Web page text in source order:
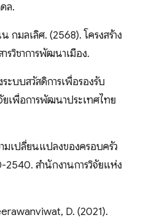
ล.
กมลเลิศ. (2568). โครงสร้าง
รวิชาการพัฒนาเมือง.
ะบบสวัสดิการเพื่อรองรับ
เพื่อการพัฒนาประเทศไทย
มเปลี่ยนแปลงของครอบครัว
สำนักงานการวิจัยแห่ง
D. (2021).